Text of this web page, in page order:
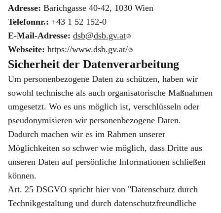
Adresse: Barichgasse 40-42, 1030 Wien
Telefonnr.: +43 1 52 152-0
E-Mail-Adresse: dsb@dsb.gv.at
Webseite: https://www.dsb.gv.at/
Sicherheit der Datenverarbeitung
Um personenbezogene Daten zu schützen, haben wir
sowohl technische als auch organisatorische Maßnahmen
umgesetzt. Wo es uns möglich ist, verschlüsseln oder
pseudonymisieren wir personenbezogene Daten.
Dadurch machen wir es im Rahmen unserer
Möglichkeiten so schwer wie möglich, dass Dritte aus
unseren Daten auf persönliche Informationen schließen
können.
Art. 25 DSGVO spricht hier von "Datenschutz durch
Technikgestaltung und durch datenschutzfreundliche